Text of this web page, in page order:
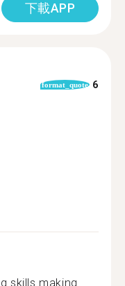
下載APP
format_quote 6
skills making